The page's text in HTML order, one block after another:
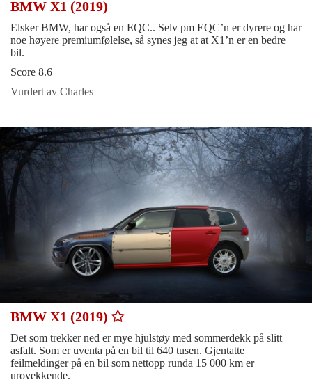
BMW X1 (2019)
Elsker BMW, har også en EQC.. Selv pm EQC’n er dyrere og har
noe høyere premiumfølelse, så synes jeg at at X1’n er en bedre
bil.
Score 8.6
Vurdert av Charles
BMW X1 (2019)
Det som trekker ned er mye hjulstøy med sommerdekk på slitt
asfalt. Som er uventa på en bil til 640 tusen. Gjentatte
feilmeldinger på en bil som nettopp runda 15 000 km er
urovekkende.